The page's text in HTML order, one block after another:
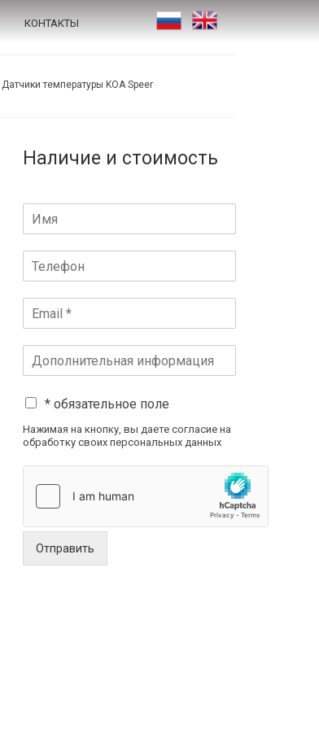
КОНТАКТЫ
Датчики температуры KOA Speer
Наличие и стоимость
* обязательное поле
Нажимая на кнопку, вы даете согласие на
обработку своих персональных данных
Отправить